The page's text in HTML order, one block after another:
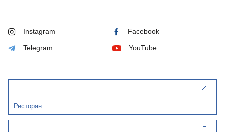
Instagram Facebook
Telegram YouTube
Ресторан